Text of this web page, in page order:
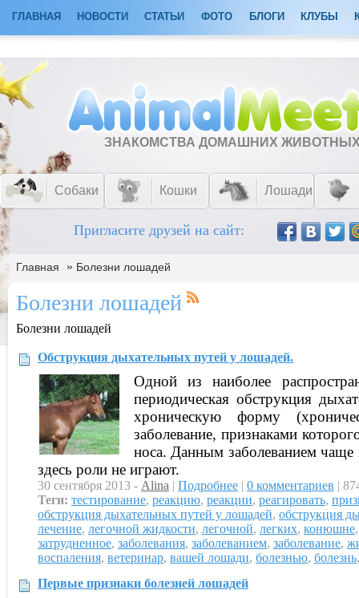
ГЛАВНАЯ НОВОСТИ СТАТЬИ ФОТО БЛОГИ КЛУБЫ
ЗНАКОМСТВА ДОМАШНИХ
Собаки Кошки Лошади
Пригласите друзей на сайт:
Главная » Болезни лошадей
Болезни лошадей
Болезни лошадей
Обструкция дыхательных путей у лошадей.
Одной из наиболее
периодическая обструкция
хроническую форму
заболевание, признаками
носа. Данным заболеванием чаще
здесь роли не играют.
30 сентября 2013 - Alina | Подробнее | 0 комментариев |
Теги: тестирование, реакцию, реакции, реагировать,
обструкция дыхательных путей у лошадей, обструкция
лечение, легочной жидкости, легочной, легких, конюшне
затрудненное, заболевания, заболеванием, заболевание,
воспаления, ветеринар, вашей лошади, болезнью, болезнь
Первые признаки болезней лошадей